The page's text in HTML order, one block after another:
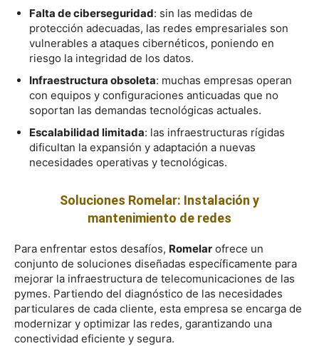
Falta de ciberseguridad: sin las medidas de
protección adecuadas, las redes empresariales son
vulnerables a ataques cibernéticos, poniendo en
riesgo la integridad de los datos.
Infraestructura obsoleta: muchas empresas operan
con equipos y configuraciones anticuadas que no
soportan las demandas tecnológicas actuales.
Escalabilidad limitada: las infraestructuras rígidas
dificultan la expansión y adaptación a nuevas
necesidades operativas y tecnológicas.
Soluciones Romelar: Instalación y
mantenimiento de redes
Para enfrentar estos desafíos, Romelar ofrece un
conjunto de soluciones diseñadas específicamente para
mejorar la infraestructura de telecomunicaciones de las
pymes. Partiendo del diagnóstico de las necesidades
particulares de cada cliente, esta empresa se encarga de
modernizar y optimizar las redes, garantizando una
conectividad eficiente y segura.